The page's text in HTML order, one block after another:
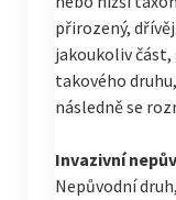
přirozený,
jakoukoliv
takového
následně se
Invazivní
Nepůvodní